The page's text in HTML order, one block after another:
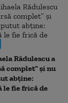
Rădulescu a
complet” și nu
abține:
le fie frică de